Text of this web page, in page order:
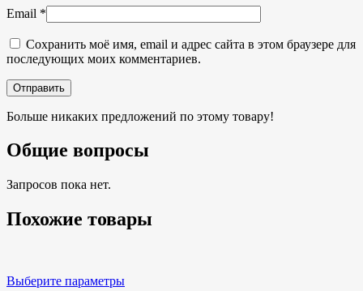
Email *
Сохранить моё имя, email и адрес сайта в этом браузере для
последующих моих комментариев.
Больше никаких предложений по этому товару!
Общие вопросы
Запросов пока нет.
Похожие товары
Выберите параметры